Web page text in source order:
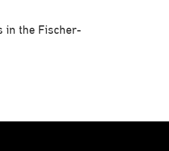
in the Fischer-